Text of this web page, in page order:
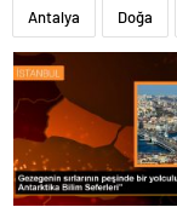
Antalya Doğa